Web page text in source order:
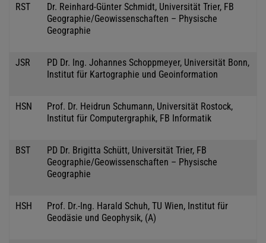
RST
Dr. Reinhard-Günter Schmidt, Universität Trier, FB
Geographie/Geowissenschaften – Physische
Geographie
JSR
PD Dr. Ing. Johannes Schoppmeyer, Universität Bonn,
Institut für Kartographie und Geoinformation
HSN
Prof. Dr. Heidrun Schumann, Universität Rostock,
Institut für Computergraphik, FB Informatik
BST
PD Dr. Brigitta Schütt, Universität Trier, FB
Geographie/Geowissenschaften – Physische
Geographie
HSH
Prof. Dr.-Ing. Harald Schuh, TU Wien, Institut für
Geodäsie und Geophysik, (A)